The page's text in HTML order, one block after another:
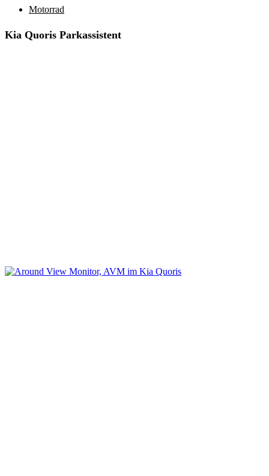
Motorrad
Kia Quoris Parkassistent